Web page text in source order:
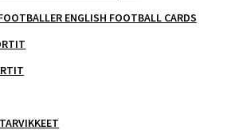
ENGLISH FOOTBALL CARDS